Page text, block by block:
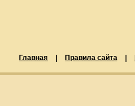
Главная Правила сайта